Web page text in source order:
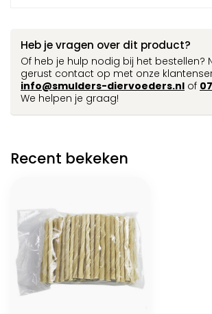
Heb je vragen over dit product?
Of heb je hulp nodig bij het bestellen?
gerust contact op met onze
info@smulders-diervoeders.nl of
We helpen je graag!
Recent bekeken